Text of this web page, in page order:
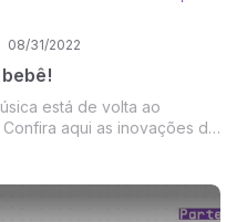
08/31/2022
está de volta ao
aqui as inovações do